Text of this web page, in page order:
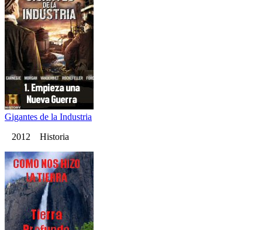
Gigantes de la Industria
2012 Historia